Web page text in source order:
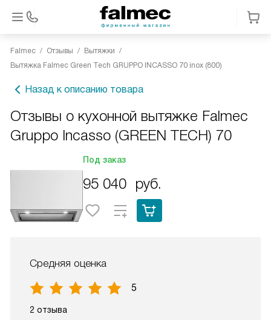
Falmec Отзывы
Вытяжки
Вытяжка Falmec Green Tech GRUPPO INCASSO 70 inox (800)
Назад к описанию товара
Отзывы о кухонной вытяжке Falmec
Gruppo Incasso (GREEN TECH) 70
Под заказ
95 040 руб.
Средняя оценка
5
2 отзыва